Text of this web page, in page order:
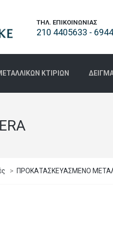
ΤΗΛ. ΕΠΙΚΟΙΝΩΝΊΑΣ
210 4405633 -
ΚΤΙΡΊΩΝ
> ΠΡΟΚΑΤΑΣΚΕΥΑΣΜΕΝΟ